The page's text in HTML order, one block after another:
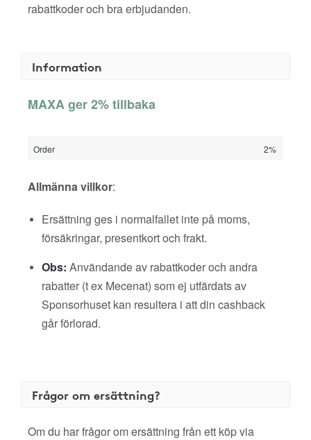
rabattkoder och bra erbjudanden.
Information
MAXA ger 2% tillbaka
Order 2%
Allmänna villkor:
Ersättning ges i normalfallet inte på moms,
försäkringar, presentkort och frakt.
Obs: Användande av rabattkoder och andra
rabatter (t ex Mecenat) som ej utfärdats av
Sponsorhuset kan resultera i att din cashback
går förlorad.
Frågor om ersättning?
Om du har frågor om ersättning från ett köp via